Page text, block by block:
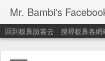
Mr. Bambi's
回到板鼻臉書去 搜尋板鼻各網